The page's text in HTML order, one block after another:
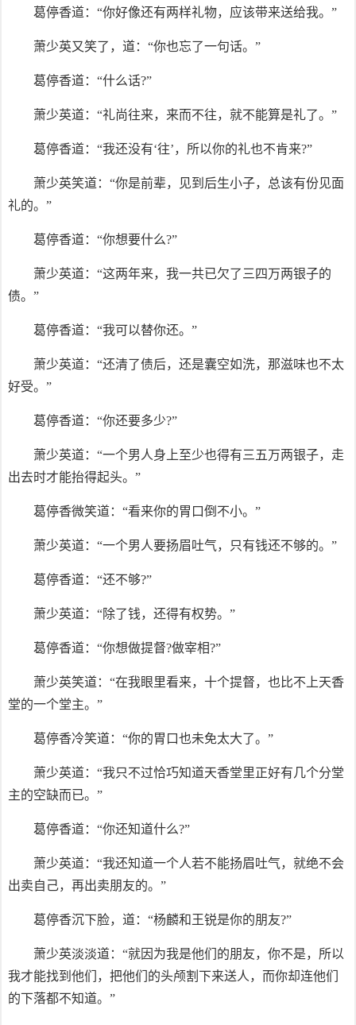
葛停香道：“你好像还有两样礼物，应该带来送给我。”
萧少英又笑了，道：“你也忘了一句话。”
葛停香道：“什么话?”
萧少英道：“礼尚往来，来而不往，就不能算是礼了。”
葛停香道：“我还没有‘往’，所以你的礼也不肯来?”
萧少英笑道：“你是前辈，见到后生小子，总该有份见面
礼的。”
葛停香道：“你想要什么?”
萧少英道：“这两年来，我一共已欠了三四万两银子的
债。”
葛停香道：“我可以替你还。”
萧少英道：“还清了债后，还是囊空如洗，那滋味也不太
好受。”
葛停香道：“你还要多少?”
萧少英道：“一个男人身上至少也得有三五万两银子，走
出去时才能抬得起头。”
葛停香微笑道：“看来你的胃口倒不小。”
萧少英道：“一个男人要扬眉吐气，只有钱还不够的。”
葛停香道：“还不够?”
萧少英道：“除了钱，还得有权势。”
葛停香道：“你想做提督?做宰相?”
萧少英笑道：“在我眼里看来，十个提督，也比不上天香
堂的一个堂主。”
葛停香冷笑道：“你的胃口也未免太大了。”
萧少英道：“我只不过恰巧知道天香堂里正好有几个分堂
主的空缺而已。”
葛停香道：“你还知道什么?”
萧少英道：“我还知道一个人若不能扬眉吐气，就绝不会
出卖自己，再出卖朋友的。”
葛停香沉下脸，道：“杨麟和王锐是你的朋友?”
萧少英淡淡道：“就因为我是他们的朋友，你不是，所以
我才能找到他们，把他们的头颅割下来送人，而你却连他们
的下落都不知道。”